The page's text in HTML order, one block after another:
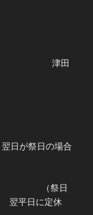
−１５ 津田
）
が祭日の場合
（祭日
翌平日に定休